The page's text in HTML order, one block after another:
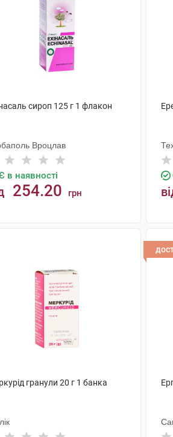
сироп 125 г 1 флакон
Вроцлав
в наявності
254.20 грн
гранули 20 г 1 банка